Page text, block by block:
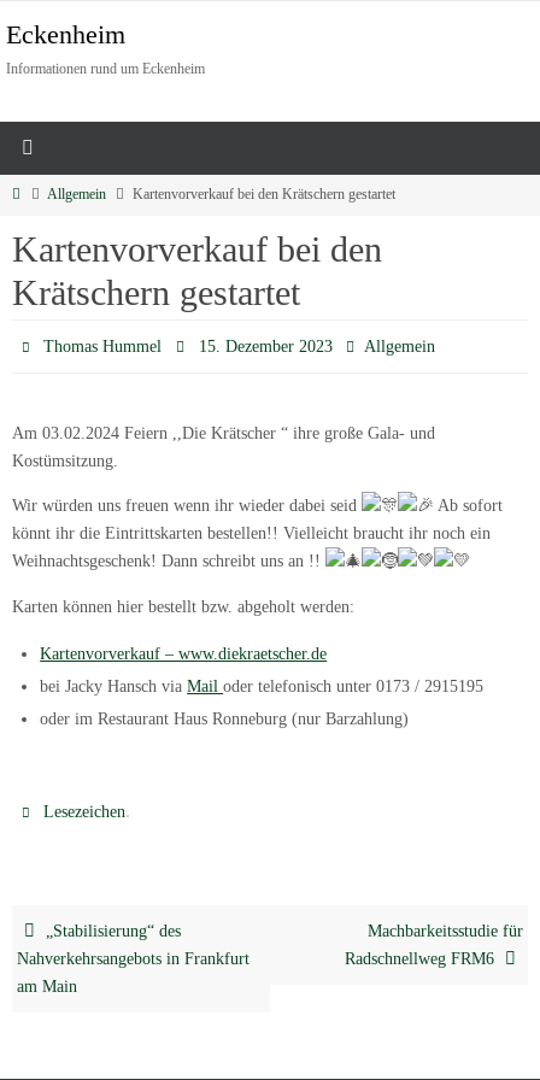
Eckenheim
Informationen rund um Eckenheim
Allgemein Kartenvorverkauf bei den Krätschern gestartet
Kartenvorverkauf bei den
Krätschern gestartet
Thomas Hummel 15. Dezember 2023 Allgemein
Am 03.02.2024 Feiern ,,Die Krätscher “ ihre große Gala- und
Kostümsitzung.
Wir würden uns freuen wenn ihr wieder dabei seid
Ab sofort
könnt ihr die Eintrittskarten bestellen!! Vielleicht braucht ihr noch ein
Weihnachtsgeschenk! Dann schreibt uns an !!
Karten können hier bestellt bzw. abgeholt werden:
Kartenvorverkauf – www.diekraetscher.de
bei Jacky Hansch viaMailoder telefonisch unter 0173 / 2915195
oder im Restaurant Haus Ronneburg (nur Barzahlung)
Lesezeichen.
„Stabilisierung“ des
Nahverkehrsangebots in Frankfurt
am Main
Machbarkeitsstudie für
Radschnellweg FRM6